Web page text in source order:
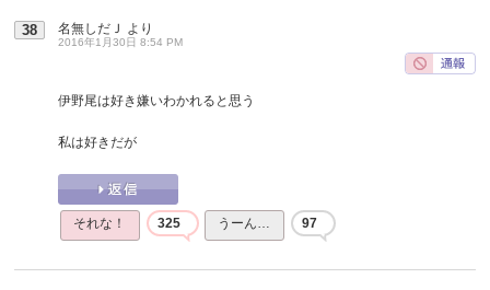
38 名無しだＪ より
2016年1月30日 8:54 PM
伊野尾は好き嫌いわかれると思う
私は好きだが
それな！ 325 うーん… 97